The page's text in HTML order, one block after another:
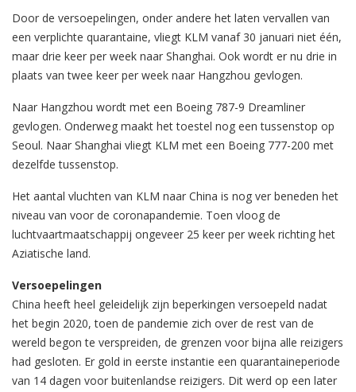
Door de versoepelingen, onder andere het laten vervallen van
een verplichte quarantaine, vliegt KLM vanaf 30 januari niet één,
maar drie keer per week naar Shanghai. Ook wordt er nu drie in
plaats van twee keer per week naar Hangzhou gevlogen.
Naar Hangzhou wordt met een Boeing 787-9 Dreamliner
gevlogen. Onderweg maakt het toestel nog een tussenstop op
Seoul. Naar Shanghai vliegt KLM met een Boeing 777-200 met
dezelfde tussenstop.
Het aantal vluchten van KLM naar China is nog ver beneden het
niveau van voor de coronapandemie. Toen vloog de
luchtvaartmaatschappij ongeveer 25 keer per week richting het
Aziatische land.
Versoepelingen
China heeft heel geleidelijk zijn beperkingen versoepeld nadat
het begin 2020, toen de pandemie zich over de rest van de
wereld begon te verspreiden, de grenzen voor bijna alle reizigers
had gesloten. Er gold in eerste instantie een quarantaineperiode
van 14 dagen voor buitenlandse reizigers. Dit werd op een later